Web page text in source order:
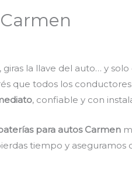
la llave del auto… y
que todos los
, confiable y con
para autos Carmen
tiempo y aseguramos